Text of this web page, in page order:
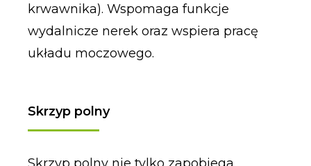
krwawnika). Wspomaga funkcje
wydalnicze nerek oraz wspiera pracę
układu moczowego.
Skrzyp polny